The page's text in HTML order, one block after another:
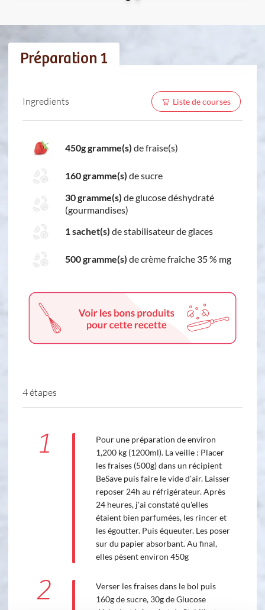
Préparation 1
Ingredients Liste de courses
450g gramme(s) de fraise(s)
160 gramme(s) de sucre
30 gramme(s) de glucose déshydraté
(gourmandises)
1 sachet(s) de stabilisateur de glaces
500 gramme(s) de crème fraîche 35 % mg
4 étapes
1
Pour une préparation de environ
1,200 kg (1200ml). La veille : Placer
les fraises (500g) dans un récipient
BeSave puis faire le vide d'air. Laisser
reposer 24h au réfrigérateur. Après
24 heures, j'ai constaté qu'elles
étaient bien parfumées, les rincer et
les égoutter. Puis équeuter. Les poser
sur du papier absorbant. Au final,
elles pèsent environ 450g
2
Verser les fraises dans le bol puis
160g de sucre, 30g de Glucose